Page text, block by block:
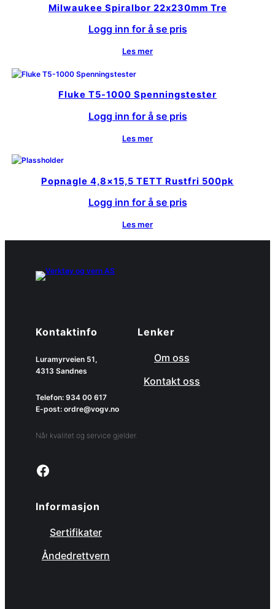
Milwaukee Spiralbor 22x230mm Tre
Logg inn for å se pris
Les mer
Fluke T5-1000 Spenningstester
Logg inn for å se pris
Les mer
Popnagle 4,8×15,5 TETT Rustfri 500pk
Logg inn for å se pris
Les mer
Kontaktinfo
Luramyrveien 51,
4313 Sandnes
Telefon: 934 00 617
E-post: ordre@vogv.no
Når kvalitet og service gjelder.
Link to facebook page
Lenker
Om oss
Kontakt oss
Informasjon
Sertifikater
Åndedrettvern